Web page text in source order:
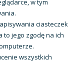
w tym
ciasteczek
to jego zgodę na ich
wszystkich